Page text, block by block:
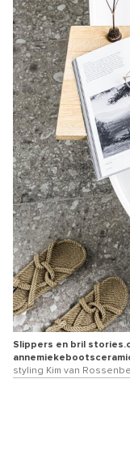
Slippers en bril
styling Kim van